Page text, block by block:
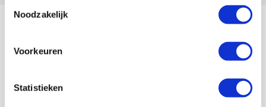
Noodzakelijk
Voorkeuren
Statistieken
Bekijk meer
AUG
Selectiedag ballenjongens/-meiden